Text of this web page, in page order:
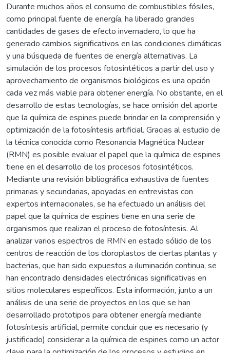
Durante muchos años el consumo de combustibles fósiles,
como principal fuente de energía, ha liberado grandes
cantidades de gases de efecto invernadero, lo que ha
generado cambios significativos en las condiciones climáticas
y una búsqueda de fuentes de energía alternativas. La
simulación de los procesos fotosintéticos a partir del uso y
aprovechamiento de organismos biológicos es una opción
cada vez más viable para obtener energía. No obstante, en el
desarrollo de estas tecnologías, se hace omisión del aporte
que la química de espines puede brindar en la comprensión y
optimización de la fotosíntesis artificial. Gracias al estudio de
la técnica conocida como Resonancia Magnética Nuclear
(RMN) es posible evaluar el papel que la química de espines
tiene en el desarrollo de los procesos fotosintéticos.
Mediante una revisión bibliográfica exhaustiva de fuentes
primarias y secundarias, apoyadas en entrevistas con
expertos internacionales, se ha efectuado un análisis del
papel que la química de espines tiene en una serie de
organismos que realizan el proceso de fotosíntesis. Al
analizar varios espectros de RMN en estado sólido de los
centros de reacción de los cloroplastos de ciertas plantas y
bacterias, que han sido expuestos a iluminación continua, se
han encontrado densidades electrónicas significativas en
sitios moleculares específicos. Esta información, junto a un
análisis de una serie de proyectos en los que se han
desarrollado prototipos para obtener energía mediante
fotosíntesis artificial, permite concluir que es necesario (y
justificado) considerar a la química de espines como un actor